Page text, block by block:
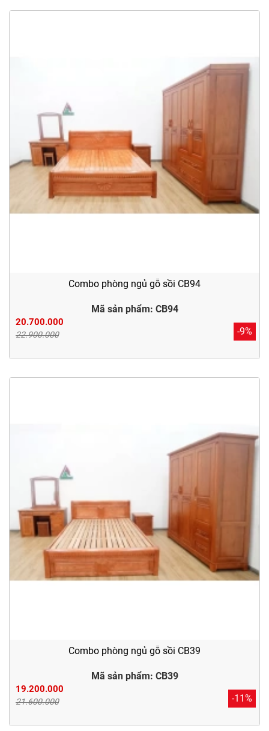
Combo phòng ngủ gỗ sồi CB94
Mã sản phẩm: CB94
20.700.000
22.900.000 -9%
Combo phòng ngủ gỗ sồi CB39
Mã sản phẩm: CB39
19.200.000
21.600.000 -11%